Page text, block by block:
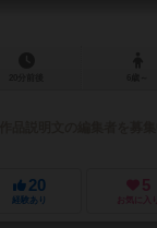
20
経験あり
5
お気に入り